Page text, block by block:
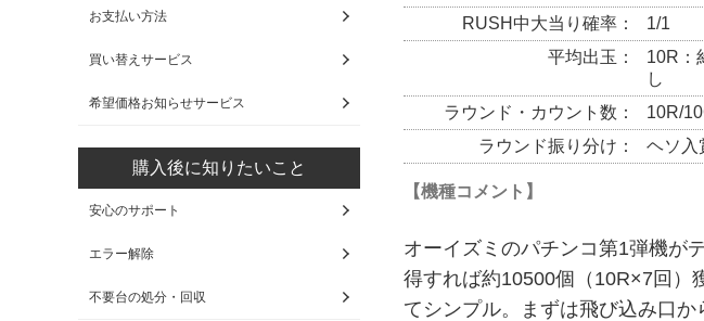
RUSH中大当り確率
1/1
平均出玉
10R：
し
ラウンド・カウント数
10R/
ラウンド振り分け
ヘソ入
【機種コメント】
オーイズミのパチンコ第1弾機が
得すれば約10500個（10R×7回）
てシンプル。まずは飛び込み口
お支払い方法
買い替えサービス
希望価格お知らせサービス
購入後に知りたいこと
安心のサポート
エラー解除
不要台の処分・回収